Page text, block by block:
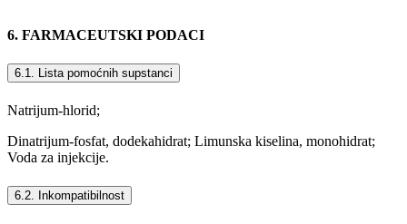
6. FARMACEUTSKI PODACI
6.1. Lista pomоćnih supstanci
Natrijum-hlorid;
Dinatrijum-fosfat, dodekahidrat; Limunska kiselina, monohidrat;
Voda za injekcije.
6.2. Inkompatibilnost